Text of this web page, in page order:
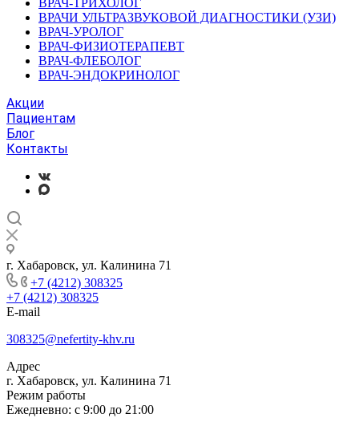
ВРАЧ-ТРИХОЛОГ
ВРАЧИ УЛЬТРАЗВУКОВОЙ ДИАГНОСТИКИ (УЗИ)
ВРАЧ-УРОЛОГ
ВРАЧ-ФИЗИОТЕРАПЕВТ
ВРАЧ-ФЛЕБОЛОГ
ВРАЧ-ЭНДОКРИНОЛОГ
Акции
Пациентам
Блог
Контакты
г. Хабаровск, ул. Калинина 71
+7 (4212) 308325
+7 (4212) 308325
E-mail
308325@nefertity-khv.ru
Адрес
г. Хабаровск, ул. Калинина 71
Режим работы
Ежедневно: с 9:00 до 21:00